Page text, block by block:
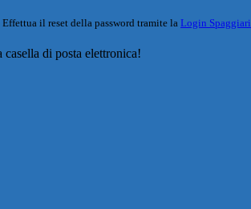
il reset della password tramite la Login Spaggiari
di posta elettronica!